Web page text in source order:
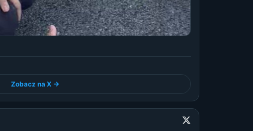
Zobacz na X →